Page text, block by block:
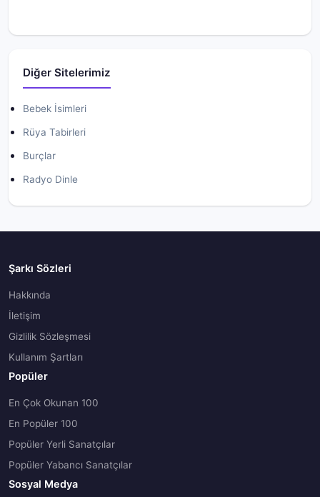
Diğer Sitelerimiz
Bebek İsimleri
Rüya Tabirleri
Burçlar
Radyo Dinle
Şarkı Sözleri
Hakkında
İletişim
Gizlilik Sözleşmesi
Kullanım Şartları
Popüler
En Çok Okunan 100
En Popüler 100
Popüler Yerli Sanatçılar
Popüler Yabancı Sanatçılar
Sosyal Medya